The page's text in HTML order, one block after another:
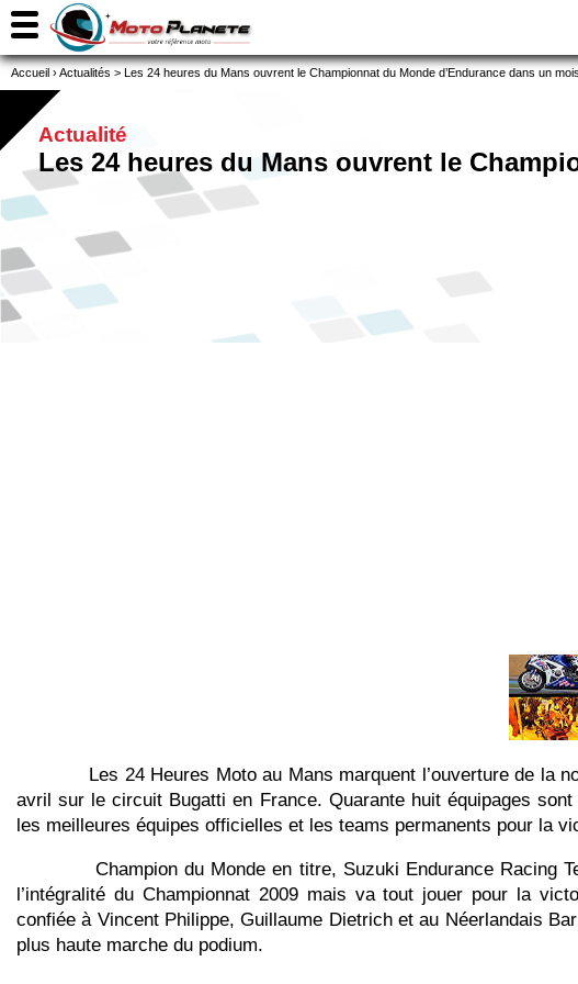
Accueil ›Actualités > Les 24 heures du Mans ouvrent le Championnat du Monde d’Endurance dans un mois.
Actualité
Les 24 heures du Mans ouvrent le
Les 24 Heures Moto au Mans marquent l’ouverture de la
avril sur le circuit Bugatti en France. Quarante huit équipages
les meilleures équipes officielles et les teams permanents pour la
Champion du Monde en titre, Suzuki Endurance Racing
l’intégralité du Championnat 2009 mais va tout jouer pour la
confiée à Vincent Philippe, Guillaume Dietrich et au Néerlandais
plus haute marche du podium.